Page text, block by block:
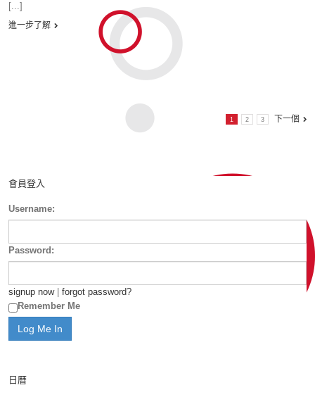
[...]
進一步了解
1 2 3 下一個
會員登入
Username:
Password:
signup now| forgot password?
Remember Me
日曆